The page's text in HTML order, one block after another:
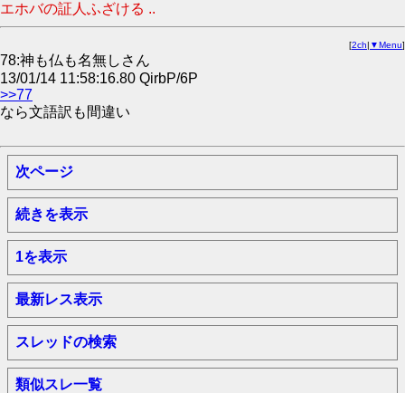
エホバの証人ふざける ..
[2ch| ▼Menu]
78:神も仏も名無しさん
13/01/14 11:58:16.80 QirbP/6P
>>77
なら文語訳も間違い
次ページ
続きを表示
1を表示
最新レス表示
スレッドの検索
類似スレ一覧